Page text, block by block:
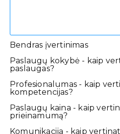
Bendras įvertinimas
Paslaugų kokybė - kaip
paslaugas?
Profesionalumas - kaip
kompetencijas?
Paslaugų kaina - kaip
prieinamumą?
Komunikacija - kaip